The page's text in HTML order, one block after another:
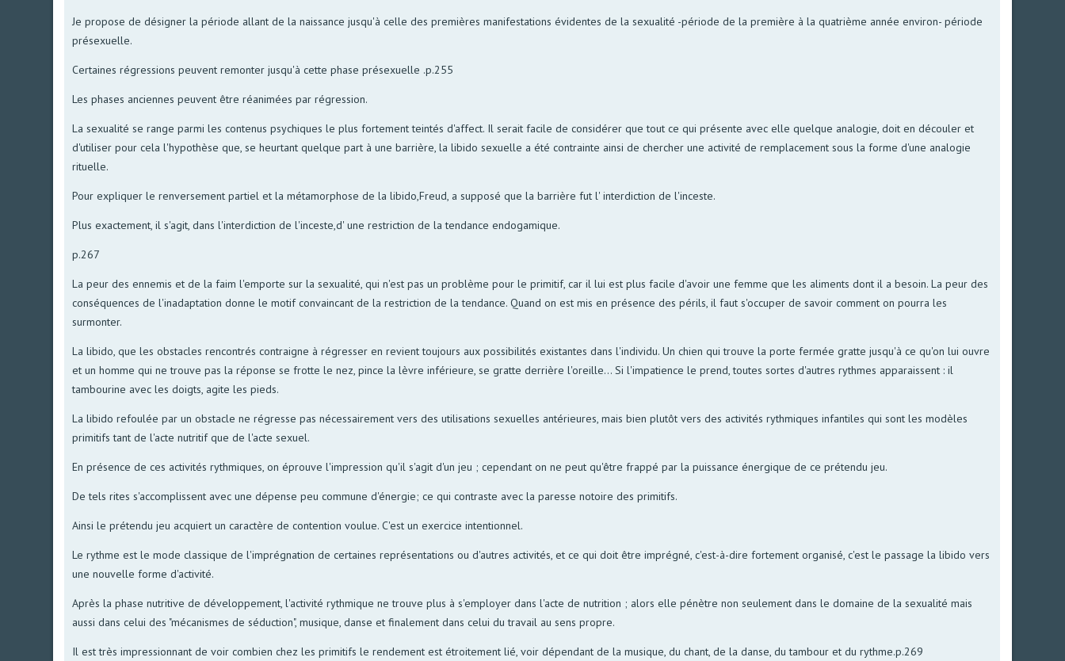
Je propose de désigner la période allant de la naissance jusqu'à celle des premières manifestations évidentes de la sexualité -période de la première à la quatrième année environ- période
présexuelle.
Certaines régressions peuvent remonter jusqu'à cette phase présexuelle .p.255
Les phases anciennes peuvent être réanimées par régression.
La sexualité se range parmi les contenus psychiques le plus fortement teintés d'affect. Il serait facile de considérer que tout ce qui présente avec elle quelque analogie, doit en découler et
d'utiliser pour cela l'hypothèse que, se heurtant quelque part à une barrière, la libido sexuelle a été contrainte ainsi de chercher une activité de remplacement sous la forme d'une analogie
rituelle.
Pour expliquer le renversement partiel et la métamorphose de la libido,Freud, a supposé que la barrière fut l' interdiction de l'inceste.
Plus exactement, il s'agit, dans l'interdiction de l'inceste,d' une restriction de la tendance endogamique.
p.267
La peur des ennemis et de la faim l'emporte sur la sexualité, qui n'est pas un problème pour le primitif, car il lui est plus facile d'avoir une femme que les aliments dont il a besoin. La peur des
conséquences de l'inadaptation donne le motif convaincant de la restriction de la tendance. Quand on est mis en présence des périls, il faut s'occuper de savoir comment on pourra les
surmonter.
La libido, que les obstacles rencontrés contraigne à régresser en revient toujours aux possibilités existantes dans l'individu. Un chien qui trouve la porte fermée gratte jusqu'à ce qu'on lui ouvre
et un homme qui ne trouve pas la réponse se frotte le nez, pince la lèvre inférieure, se gratte derrière l'oreille... Si l'impatience le prend, toutes sortes d'autres rythmes apparaissent : il
tambourine avec les doigts, agite les pieds.
La libido refoulée par un obstacle ne régresse pas nécessairement vers des utilisations sexuelles antérieures, mais bien plutôt vers des activités rythmiques infantiles qui sont les modèles
primitifs tant de l'acte nutritif que de l'acte sexuel.
En présence de ces activités rythmiques, on éprouve l'impression qu'il s'agit d'un jeu ; cependant on ne peut qu'être frappé par la puissance énergique de ce prétendu jeu.
De tels rites s'accomplissent avec une dépense peu commune d'énergie; ce qui contraste avec la paresse notoire des primitifs.
Ainsi le prétendu jeu acquiert un caractère de contention voulue. C'est un exercice intentionnel.
Le rythme est le mode classique de l'imprégnation de certaines représentations ou d'autres activités, et ce qui doit être imprégné, c'est-à-dire fortement organisé, c'est le passage la libido vers
une nouvelle forme d'activité.
Après la phase nutritive de développement, l'activité rythmique ne trouve plus à s'employer dans l'acte de nutrition ; alors elle pénètre non seulement dans le domaine de la sexualité mais
aussi dans celui des "mécanismes de séduction", musique, danse et finalement dans celui du travail au sens propre.
Il est très impressionnant de voir combien chez les primitifs le rendement est étroitement lié, voir dépendant de la musique, du chant, de la danse, du tambour et du rythme.p.269